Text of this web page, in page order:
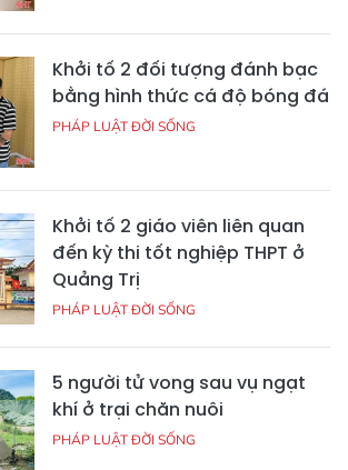
Khởi tố 2 đối tượng đánh bạc
bằng hình thức cá độ bóng đá
PHÁP LUẬT ĐỜI SỐNG
Khởi tố 2 giáo viên liên quan
đến kỳ thi tốt nghiệp THPT ở
Quảng Trị
PHÁP LUẬT ĐỜI SỐNG
5 người tử vong sau vụ ngạt
khí ở trại chăn nuôi
PHÁP LUẬT ĐỜI SỐNG